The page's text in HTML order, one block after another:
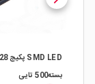
بسته500 تایی